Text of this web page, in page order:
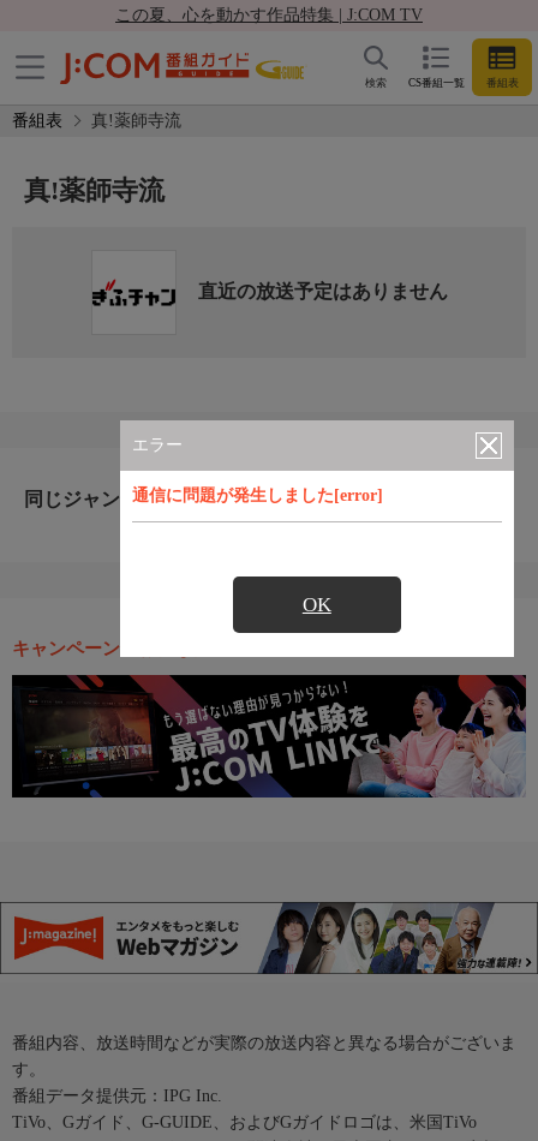
この夏、心を動かす作品特集 | J:COM TV
CS番組一覧 番組表
検索
番組表 真!薬師寺流
エラー
通信に問題が発生しました[error]
OK
真!薬師寺流
直近の放送予定はありません
同じジャンルのおすすめ番組
キャンペーン・お得な情報
番組内容、放送時間などが実際の放送内容と異なる場合がございま
す。
番組データ提供元：IPG Inc.
TiVo、Gガイド、G-GUIDE、およびGガイドロゴは、米国TiVo